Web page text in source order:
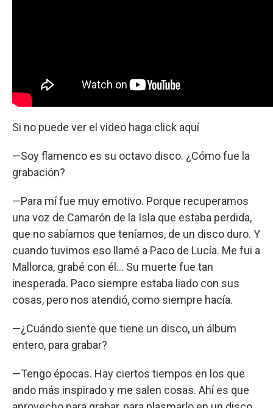
Si no puede ver el video haga click aquí
—Soy flamenco es su octavo disco. ¿Cómo fue la
grabación?
—Para mí fue muy emotivo. Porque recuperamos
una voz de Camarón de la Isla que estaba perdida,
que no sabíamos que teníamos, de un disco duro. Y
cuando tuvimos eso llamé a Paco de Lucía. Me fui a
Mallorca, grabé con él… Su muerte fue tan
inesperada. Paco siempre estaba liado con sus
cosas, pero nos atendió, como siempre hacía.
—¿Cuándo siente que tiene un disco, un álbum
entero, para grabar?
—Tengo épocas. Hay ciertos tiempos en los que
ando más inspirado y me salen cosas. Ahí es que